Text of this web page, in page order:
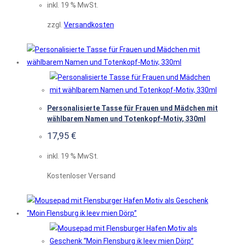
inkl. 19 % MwSt.
zzgl. Versandkosten
Personalisierte Tasse für Frauen und Mädchen mit
wählbarem Namen und Totenkopf-Motiv, 330ml
17,95 €
inkl. 19 % MwSt.
Kostenloser Versand